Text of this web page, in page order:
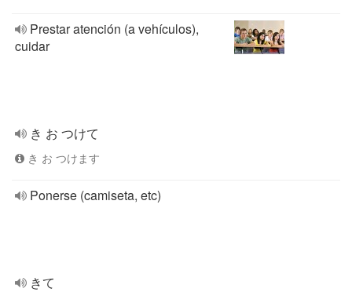
Prestar atención (a vehículos),
cuidar
き お つけて
き お つけます
Ponerse (camiseta, etc)
きて